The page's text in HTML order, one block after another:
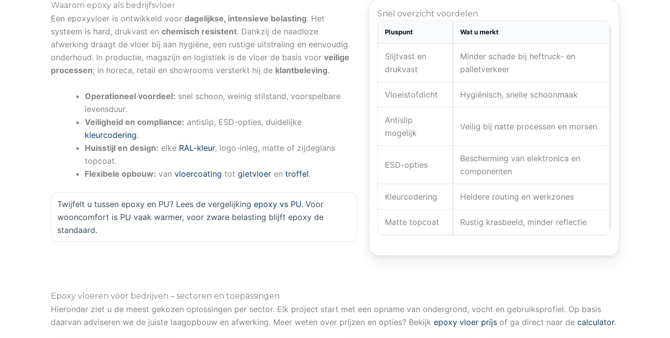
Waarom epoxy als bedrijfsvloer
Een epoxyvloer is ontwikkeld voor dagelijkse, intensieve belasting. Het
systeem is hard, drukvast en chemisch resistent. Dankzij de naadloze
afwerking draagt de vloer bij aan hygiëne, een rustige uitstraling en eenvoudig
onderhoud. In productie, magazijn en logistiek is de vloer de basis voor veilige
processen; in horeca, retail en showrooms versterkt hij de klantbeleving.
Operationeel voordeel: snel schoon, weinig stilstand, voorspelbare
levensduur.
Veiligheid en compliance: antislip, ESD-opties, duidelijke
kleurcodering.
Huisstijl en design: elke RAL-kleur, logo-inleg, matte of zijdeglans
topcoat.
Flexibele opbouw: van vloercoating tot gietvloer en troffel.
Twijfelt u tussen epoxy en PU? Lees de vergelijking epoxy vs PU. Voor
wooncomfort is PU vaak warmer, voor zware belasting blijft epoxy de
standaard.
Snel overzicht voordelen
Pluspunt Wat u merkt
Slijtvast en
drukvast
Minder schade bij heftruck- en
palletverkeer
Vloeistofdicht Hygiënisch, snelle schoonmaak
Antislip
mogelijk
Veilig bij natte processen en morsen
ESD-opties
Bescherming van elektronica en
componenten
Kleurcodering Heldere routing en werkzones
Matte topcoat Rustig krasbeeld, minder reflectie
Epoxy vloeren voor bedrijven – sectoren en toepassingen
Hieronder ziet u de meest gekozen oplossingen per sector. Elk project start met een opname van ondergrond, vocht en gebruiksprofiel. Op basis
daarvan adviseren we de juiste laagopbouw en afwerking. Meer weten over prijzen en opties? Bekijk epoxy vloer prijs of ga direct naar de calculator.